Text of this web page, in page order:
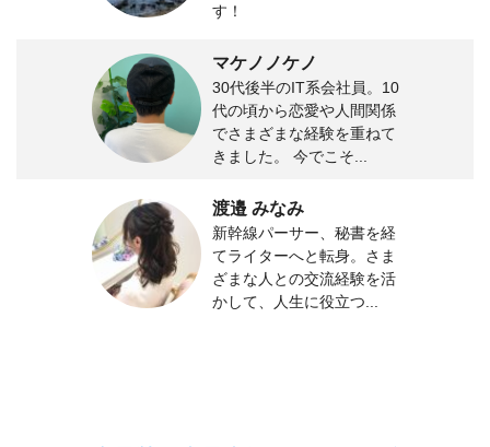
す！
マケノノケノ
30代後半のIT系会社員。10
代の頃から恋愛や人間関係
でさまざまな経験を重ねて
きました。 今でこそ...
渡邉 みなみ
新幹線パーサー、秘書を経
てライターへと転身。さま
ざまな人との交流経験を活
かして、人生に役立つ...